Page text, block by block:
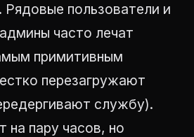
Рядовые пользователи и
часто лечат
примитивным
перезагружают
службу).
на пару часов, но